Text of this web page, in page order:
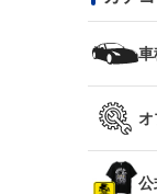
レ
ア
ス
リ
ル
ボ
ス
ワ
ま
車
トヨタ
スズキ
オ
公